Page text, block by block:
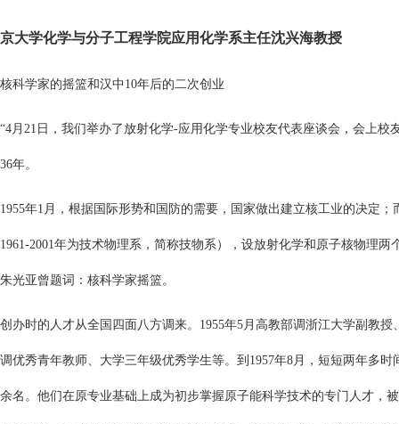
京大学化学与分子工程学院应用化学系主任沈兴海教授
核科学家的摇篮和汉中10年后的二次创 业
“4月21日，我们举办了放射化学-应用化学专业校友代表座谈会，会上
36年。
1955年1月，根据国际形势和国防的需要，国家做出建立核工业的决定
1961-2001年为技术物理系，简称技物系），设放射化学和原子核物理
朱光亚曾题词：核科学家摇篮。
创办时的人才从全国四面八方调来。1955年5月高教部调浙江大学副教
调优秀青年教师、大学三年级优秀学生等。到1957年8月，短短两年多
余名。他们在原专业基础上成为初步掌握原子能科学技术的专门人才，